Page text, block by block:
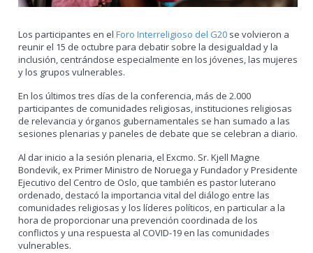
Los participantes en elForo Interreligioso del G20 se volvieron a
reunir el 15 de octubre para debatir sobre la desigualdad y la
inclusión, centrándose especialmente en los jóvenes, las mujeres
y los grupos vulnerables.
En los últimos tres días de la conferencia, más de 2.000
participantes de comunidades religiosas, instituciones religiosas
de relevancia y órganos gubernamentales se han sumado a las
sesiones plenarias y paneles de debate que se celebran a diario.
Al dar inicio a la sesión plenaria, el Excmo. Sr. Kjell Magne
Bondevik, ex Primer Ministro de Noruega y Fundador y Presidente
Ejecutivo del Centro de Oslo, que también es pastor luterano
ordenado, destacó la importancia vital del diálogo entre las
comunidades religiosas y los líderes políticos, en particular a la
hora de proporcionar una prevención coordinada de los
conflictos y una respuesta al COVID-19 en las comunidades
vulnerables.